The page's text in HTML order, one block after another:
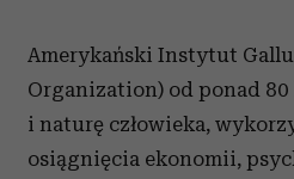
Amerykański Instytut
Organization) od ponad
i naturę człowieka,
osiągnięcia ekonomii,